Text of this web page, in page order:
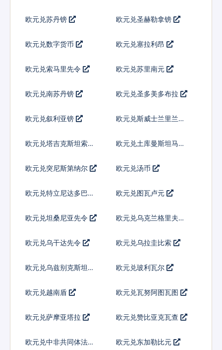
欧元兑苏丹镑 欧元兑圣赫勒拿镑
欧元兑数字货币 欧元兑塞拉利昂
欧元兑索马里先令 欧元兑苏里南元
欧元兑南苏丹镑 欧元兑圣多美多布拉
欧元兑叙利亚镑
欧元兑斯威士兰里兰吉
欧元兑塔吉克斯坦索莫
欧元兑土库曼斯坦马纳
欧元兑突尼斯第纳尔 欧元兑汤币
欧元兑特立尼达多巴哥
欧元兑图瓦卢元
欧元兑坦桑尼亚先令 欧元兑乌克兰格里夫纳
欧元兑乌干达先令 欧元兑乌拉圭比索
欧元兑乌兹别克斯坦索
欧元兑玻利瓦尔
欧元兑越南盾 欧元兑瓦努阿图瓦图
欧元兑萨摩亚塔拉 欧元兑赞比亚克瓦查
欧元兑中非共同体法郎 欧元兑东加勒比元